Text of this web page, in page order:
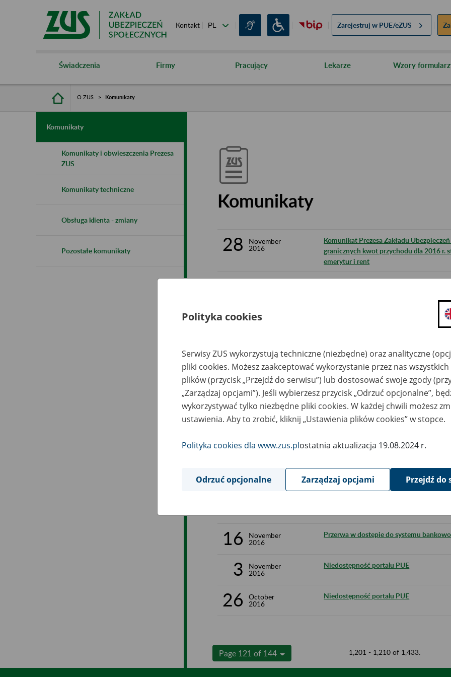
Kontakt Zarejestruj w PUE/eZUS
Świadczenia Firmy Pracujący Lekarze Wzory
O ZUS Komunikaty
Komunikaty
Komunikaty i obwieszczenia Prezesa
ZUS
Komunikaty techniczne
Obsługa klienta - zmiany
Pozostałe komunikaty
Komunikaty
28
November
2016
Komunikat Prezesa Zakładu
granicznych kwot przychodu dla 2016 r.
emerytur i rent
28
Komunikat Prezesa Zakładu
kwot przychodu odpowiadających 70%
ogłoszonego za III kwartał 2016 r.
Obwieszczenie Prezesa Zakładu
sprawie wskaźnika waloryzacji
świadczenia rehabilitacyjnego w I
28 November
2016
Komunikat Prezesa Zakładu
kwoty przychodu odpowiadającej 70%
2016 r. ogłoszonego do celów
28 November
Komunikat Prezesa Zakładu
wysokości wskaźnika kwartalnej
odsetek za zwłokę i opłaty
28 2016
Ograniczenia w dostępności portalu PUE
16
November
2016
Przerwa w dostępie do systemu
3
November
2016
Niedostępność portalu PUE
26
October
2016
Niedostępność portalu PUE
Page 121 of 144 1,201 - 1,210 of 1,433.
Polityka cookies
Serwisy ZUS wykorzystują techniczne (niezbędne) oraz analityczne
pliki cookies. Możesz zaakceptować wykorzystanie przez nas
plików (przycisk „Przejdź do serwisu”) lub dostosować swoje zgody
„Zarządzaj opcjami”). Jeśli wybierzesz przycisk „Odrzuć opcjonalne”,
wykorzystywać tylko niezbędne pliki cookies. W każdej chwili możesz
ustawienia. Aby to zrobić, kliknij „Ustawienia plików cookies” w stopce.
Polityka cookies dla www.zus.plostatnia aktualizacja 19.08.2024 r.
Odrzuć opcjonalne Zarządzaj opcjami Przejdź do